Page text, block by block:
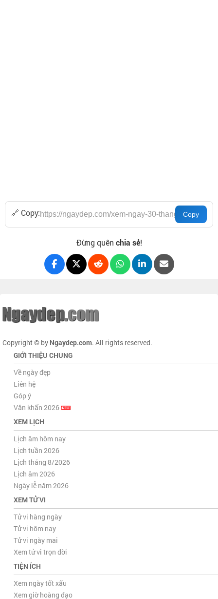
🔗 Copy:
Đừng quên chia sẻ!
Copyright © by Ngaydep.com. All rights reserved.
GIỚI THIỆU CHUNG
Về ngày đẹp
Liên hệ
Góp ý
Văn khấn 2026
XEM LỊCH
Lịch âm hôm nay
Lịch tuần 2026
Lịch tháng 8/2026
Lịch âm 2026
Ngày lễ năm 2026
XEM TỬ VI
Tử vi hàng ngày
Tử vi hôm nay
Tử vi ngày mai
Xem tử vi trọn đời
TIỆN ÍCH
Xem ngày tốt xấu
Xem giờ hoàng đạo